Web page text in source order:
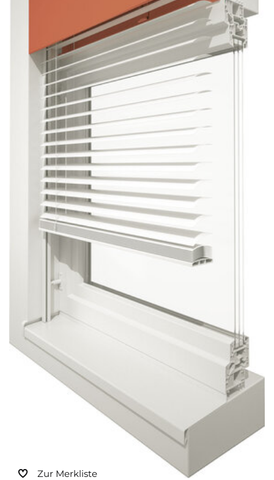
Sonnen- und Insektenschutz
Hochwasser­schutz
Dachboden­treppen
Zur Merkliste